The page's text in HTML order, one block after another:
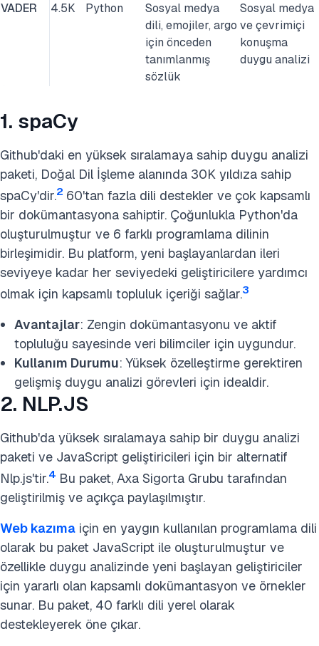
VADER 4.5K Python
Sosyal medya
dili, emojiler, argo
için önceden
tanımlanmış
sözlük
Sosyal medya
ve çevrimiçi
konuşma
duygu analizi
1. spaCy
Github'daki en yüksek sıralamaya sahip duygu analizi
paketi, Doğal Dil İşleme alanında 30K yıldıza sahip
spaCy'dir.2 60'tan fazla dili destekler ve çok kapsamlı
bir dokümantasyona sahiptir. Çoğunlukla Python'da
oluşturulmuştur ve 6 farklı programlama dilinin
birleşimidir. Bu platform, yeni başlayanlardan ileri
seviyeye kadar her seviyedeki geliştiricilere yardımcı
olmak için kapsamlı topluluk içeriği sağlar.3
Avantajlar: Zengin dokümantasyonu ve aktif
topluluğu sayesinde veri bilimciler için uygundur.
Kullanım Durumu: Yüksek özelleştirme gerektiren
gelişmiş duygu analizi görevleri için idealdir.
2. NLP.JS
Github'da yüksek sıralamaya sahip bir duygu analizi
paketi ve JavaScript geliştiricileri için bir alternatif
Nlp.js'tir.4 Bu paket, Axa Sigorta Grubu tarafından
geliştirilmiş ve açıkça paylaşılmıştır.
Web kazıma için en yaygın kullanılan programlama dili
olarak bu paket JavaScript ile oluşturulmuştur ve
özellikle duygu analizinde yeni başlayan geliştiriciler
için yararlı olan kapsamlı dokümantasyon ve örnekler
sunar. Bu paket, 40 farklı dili yerel olarak
destekleyerek öne çıkar.